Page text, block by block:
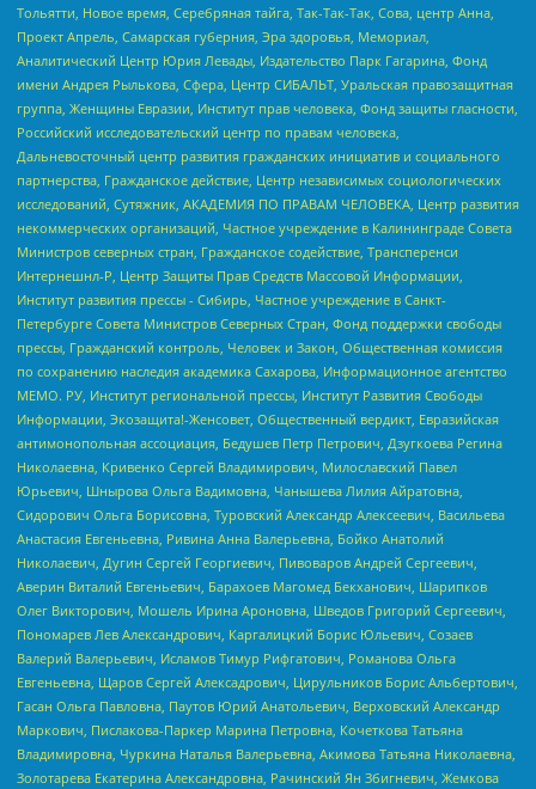
Тольятти, Новое время, Серебряная тайга, Так-Так-Так, Сова, центр Анна,
Проект Апрель, Самарская губерния, Эра здоровья, Мемориал,
Аналитический Центр Юрия Левады, Издательство Парк Гагарина, Фонд
имени Андрея Рылькова, Сфера, Центр СИБАЛЬТ, Уральская правозащитная
группа, Женщины Евразии, Институт прав человека, Фонд защиты гласности,
Российский исследовательский центр по правам человека,
Дальневосточный центр развития гражданских инициатив и социального
партнерства, Гражданское действие, Центр независимых социологических
исследований, Сутяжник, АКАДЕМИЯ ПО ПРАВАМ ЧЕЛОВЕКА, Центр развития
некоммерческих организаций, Частное учреждение в Калининграде Совета
Министров северных стран, Гражданское содействие, Трансперенси
Интернешнл-Р, Центр Защиты Прав Средств Массовой Информации,
Институт развития прессы - Сибирь, Частное учреждение в Санкт-
Петербурге Совета Министров Северных Стран, Фонд поддержки свободы
прессы, Гражданский контроль, Человек и Закон, Общественная комиссия
по сохранению наследия академика Сахарова, Информационное агентство
МЕМО. РУ, Институт региональной прессы, Институт Развития Свободы
Информации, Экозащита!-Женсовет, Общественный вердикт, Евразийская
антимонопольная ассоциация, Бедушев Петр Петрович, Дзугкоева Регина
Николаевна, Кривенко Сергей Владимирович, Милославский Павел
Юрьевич, Шнырова Ольга Вадимовна, Чанышева Лилия Айратовна,
Сидорович Ольга Борисовна, Туровский Александр Алексеевич, Васильева
Анастасия Евгеньевна, Ривина Анна Валерьевна, Бойко Анатолий
Николаевич, Дугин Сергей Георгиевич, Пивоваров Андрей Сергеевич,
Аверин Виталий Евгеньевич, Барахоев Магомед Бекханович, Шарипков
Олег Викторович, Мошель Ирина Ароновна, Шведов Григорий Сергеевич,
Пономарев Лев Александрович, Каргалицкий Борис Юльевич, Созаев
Валерий Валерьевич, Исламов Тимур Рифгатович, Романова Ольга
Евгеньевна, Щаров Сергей Алексадрович, Цирульников Борис Альбертович,
Гасан Ольга Павловна, Паутов Юрий Анатольевич, Верховский Александр
Маркович, Пислакова-Паркер Марина Петровна, Кочеткова Татьяна
Владимировна, Чуркина Наталья Валерьевна, Акимова Татьяна Николаевна,
Золотарева Екатерина Александровна, Рачинский Ян Збигневич, Жемкова